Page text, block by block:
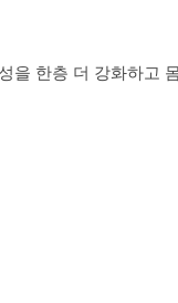
한층 더 강화하고